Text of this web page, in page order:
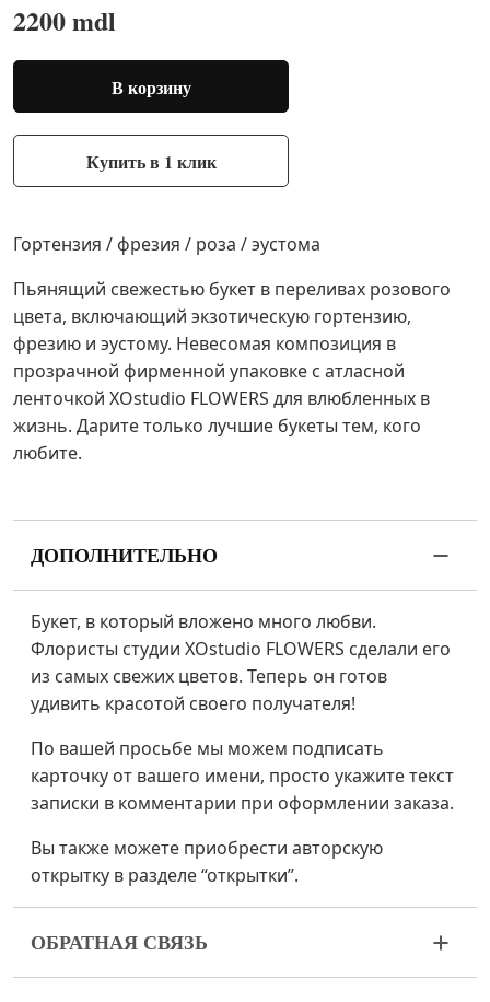
2200 mdl
В корзину
Купить в 1 клик
Гортензия / фрезия / роза / эустома
Пьянящий свежестью букет в переливах розового
цвета, включающий экзотическую гортензию,
фрезию и эустому. Невесомая композиция в
прозрачной фирменной упаковке с атласной
ленточкой XOstudio FLOWERS для влюбленных в
жизнь. Дарите только лучшие букеты тем, кого
любите.
ДОПОЛНИТЕЛЬНО
Букет, в который вложено много любви.
Флористы студии XOstudio FLOWERS сделали его
из самых свежих цветов. Теперь он готов
удивить красотой своего получателя!
По вашей просьбе мы можем подписать
карточку от вашего имени, просто укажите текст
записки в комментарии при оформлении заказа.
Вы также можете приобрести авторскую
открытку в разделе “открытки”.
ОБРАТНАЯ СВЯЗЬ